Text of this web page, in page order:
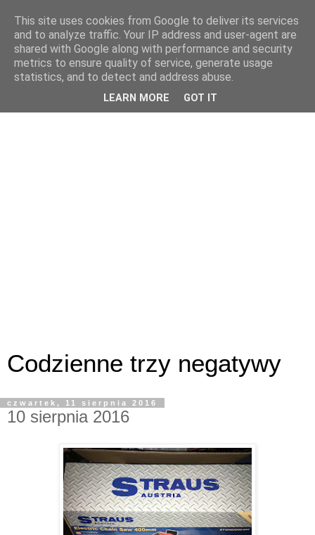
Codzienne trzy negatywy
czwartek, 11 sierpnia 2016
10 sierpnia 2016
This site uses cookies from Google to deliver its services
and to analyze traffic. Your IP address and user-agent are
shared with Google along with performance and security
metrics to ensure quality of service, generate usage
statistics, and to detect and address abuse.
LEARN MORE GOT IT